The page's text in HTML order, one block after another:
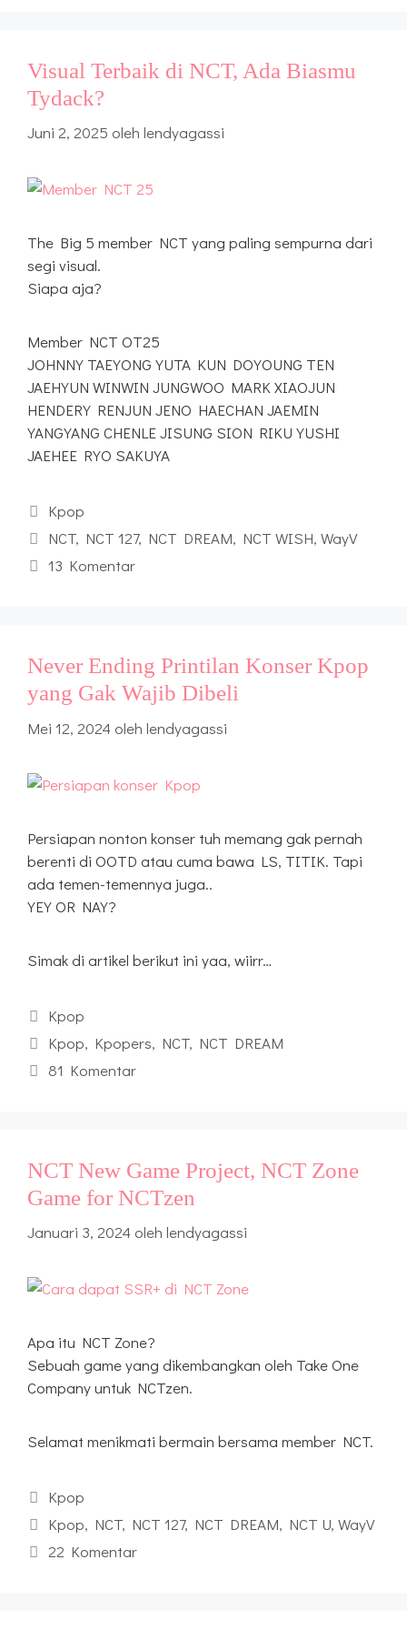
Visual Terbaik di NCT, Ada Biasmu
Tydack?
Juni 2, 2025 oleh lendyagassi
The Big 5 member NCT yang paling sempurna dari
segi visual.
Siapa aja?
Member NCT OT25
JOHNNY TAEYONG YUTA KUN DOYOUNG TEN
JAEHYUN WINWIN JUNGWOO MARK XIAOJUN
HENDERY RENJUN JENO HAECHAN JAEMIN
YANGYANG CHENLE JISUNG SION RIKU YUSHI
JAEHEE RYO SAKUYA
Kategori
Kpop
Tag
NCT, NCT 127, NCT DREAM, NCT WISH,WayV
13 Komentar
Never Ending Printilan Konser Kpop
yang Gak Wajib Dibeli
Mei 12, 2024 oleh lendyagassi
Persiapan nonton konser tuh memang gak pernah
berenti di OOTD atau cuma bawa LS, TITIK. Tapi
ada temen-temennya juga..
YEY OR NAY?
Simak di artikel berikut ini yaa, wiirr…
Kategori
Kpop
Tag
Kpop, Kpopers, NCT, NCT DREAM
81 Komentar
NCT New Game Project, NCT Zone
Game for NCTzen
Januari 3, 2024 oleh lendyagassi
Apa itu NCT Zone?
Sebuah game yang dikembangkan oleh Take One
Company untuk NCTzen.
Selamat menikmati bermain bersama member NCT.
Kategori
Kpop
Tag
Kpop, NCT, NCT 127, NCT DREAM, NCT U,WayV
22 Komentar